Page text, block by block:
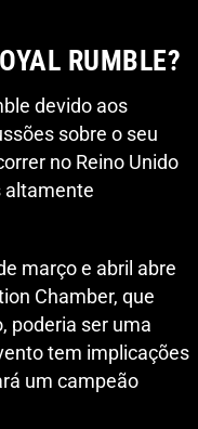
RUMBLE?
devido aos
sobre o seu
no Reino Unido
altamente
março e abril abre
Chamber, que
poderia ser uma
tem implicações
um campeão